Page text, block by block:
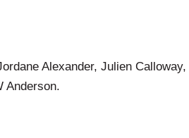
Alexander, Julien
Anderson.